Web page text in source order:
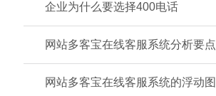
企业为什么要选择400电话
网站多客宝在线客服系统分析要点
网站多客宝在线客服系统的浮动图